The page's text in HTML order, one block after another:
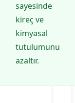
sayesinde
kireç ve
kimyasal
tutulumunu
azaltır.